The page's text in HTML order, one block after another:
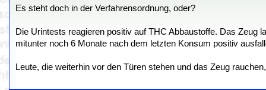
Es steht doch in der Verfahrensordnung, oder?
Die Urintests reagieren positiv auf THC Abbaustoffe. Das Zeug
mitunter noch 6 Monate nach dem letzten Konsum positiv
Leute, die weiterhin vor den Türen stehen und das Zeug